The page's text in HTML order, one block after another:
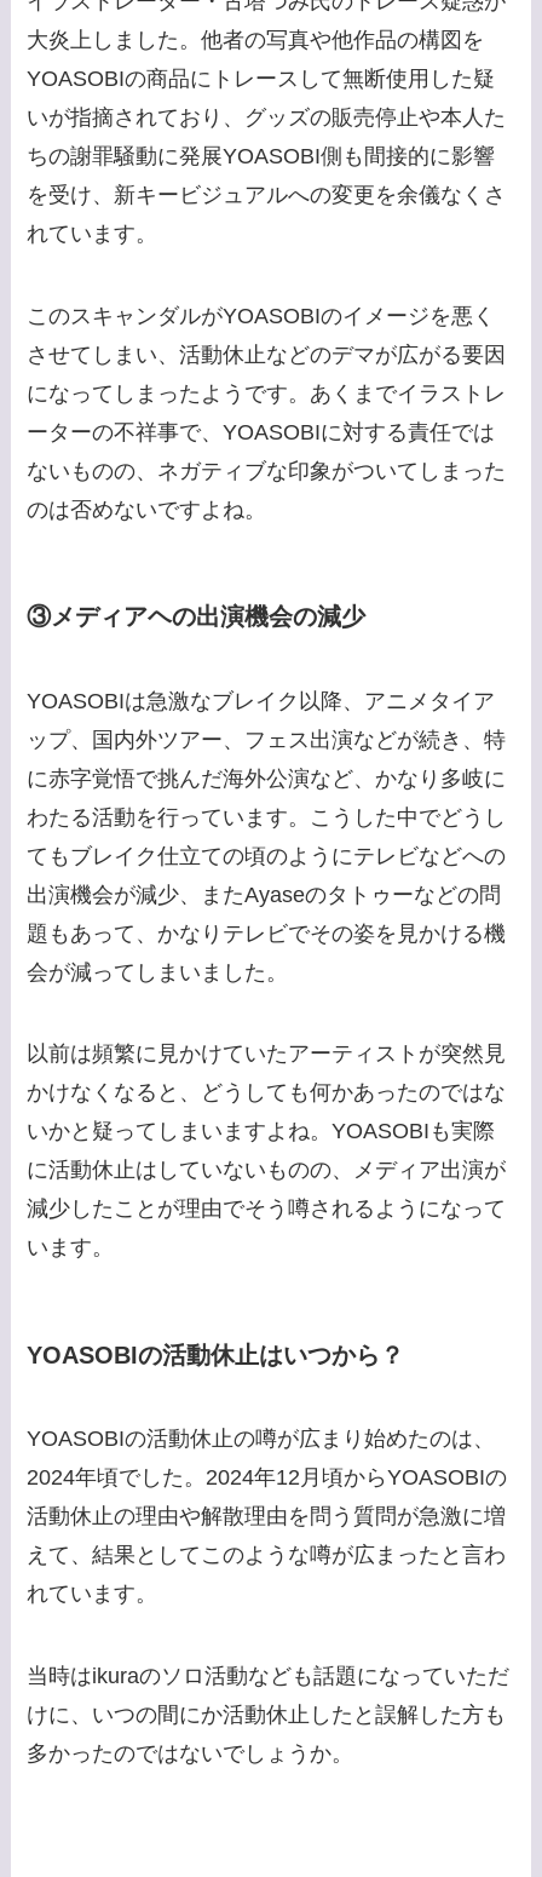
大炎上しました。他者の写真や他作品の構図を
YOASOBIの商品にトレースして無断使用した疑
いが指摘されており、グッズの販売停止や本人た
ちの謝罪騒動に発展YOASOBI側も間接的に影響
を受け、新キービジュアルへの変更を余儀なくさ
れています。
このスキャンダルがYOASOBIのイメージを悪く
させてしまい、活動休止などのデマが広がる要因
になってしまったようです。あくまでイラストレ
ーターの不祥事で、YOASOBIに対する責任では
ないものの、ネガティブな印象がついてしまった
のは否めないですよね。
③メディアヘの出演機会の減少
YOASOBIは急激なブレイク以降、アニメタイア
ップ、国内外ツアー、フェス出演などが続き、特
に赤字覚悟で挑んだ海外公演など、かなり多岐に
わたる活動を行っています。こうした中でどうし
てもブレイク仕立ての頃のようにテレビなどへの
出演機会が減少、またAyaseのタトゥーなどの問
題もあって、かなりテレビでその姿を見かける機
会が減ってしまいました。
以前は頻繁に見かけていたアーティストが突然見
かけなくなると、どうしても何かあったのではな
いかと疑ってしまいますよね。YOASOBIも実際
に活動休止はしていないものの、メディア出演が
減少したことが理由でそう噂されるようになって
います。
YOASOBIの活動休止はいつから？
YOASOBIの活動休止の噂が広まり始めたのは、
2024年頃でした。2024年12月頃からYOASOBIの
活動休止の理由や解散理由を問う質問が急激に増
えて、結果としてこのような噂が広まったと言わ
れています。
当時はikuraのソロ活動なども話題になっていただ
けに、いつの間にか活動休止したと誤解した方も
多かったのではないでしょうか。